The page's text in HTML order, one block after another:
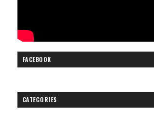
FACEBOOK
CATEGORIES